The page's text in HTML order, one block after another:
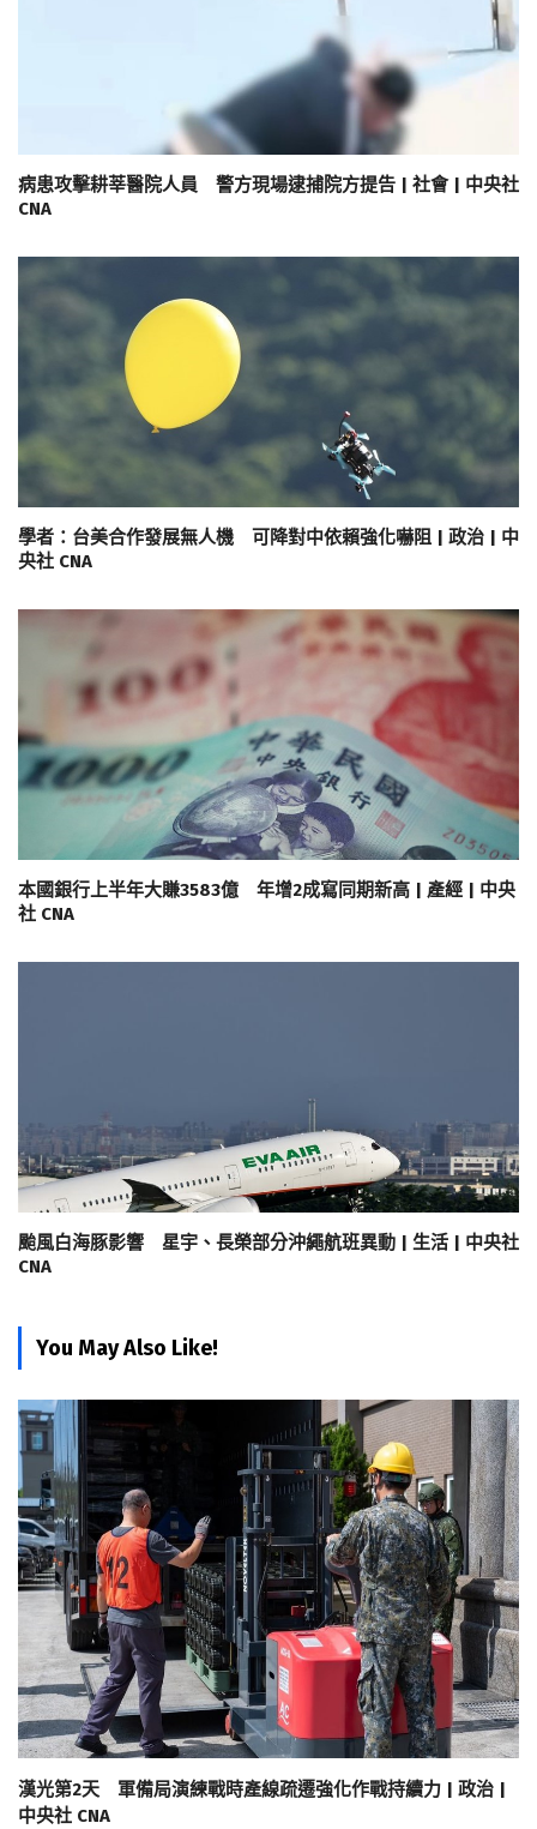
病患攻擊耕莘醫院人員 警方現場逮捕院方提告 | 社會 | 中央社
CNA
學者：台美合作發展無人機 可降對中依賴強化嚇阻 | 政治 | 中
央社 CNA
本國銀行上半年大賺3583億 年增2成寫同期新高 | 產經 | 中央
社 CNA
颱風白海豚影響 星宇、長榮部分沖繩航班異動 | 生活 | 中央社
CNA
You May Also Like!
漢光第2天 軍備局演練戰時產線疏遷強化作戰持續力 | 政治 |
中央社 CNA